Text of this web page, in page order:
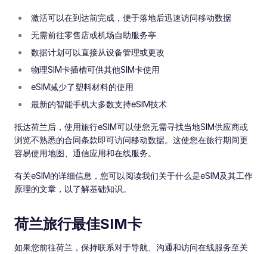
激活可以在到达前完成，便于落地后迅速访问移动数据
无需前往零售店或机场自助服务亭
数据计划可以直接从设备管理或更改
物理SIM卡插槽可供其他SIM卡使用
eSIM减少了塑料材料的使用
最新的智能手机大多数支持eSIM技术
抵达荷兰后，使用旅行eSIM可以使您无需寻找当地SIM供应商或
浏览不熟悉的合同条款即可访问移动数据。这使您在旅行期间更
容易使用地图、通信应用和在线服务。
有关eSIM的详细信息，您可以阅读我们关于什么是eSIM及其工作
原理的文章，以了解基础知识。
荷兰旅行最佳SIM卡
如果您前往荷兰，保持联系对于导航、沟通和访问在线服务至关